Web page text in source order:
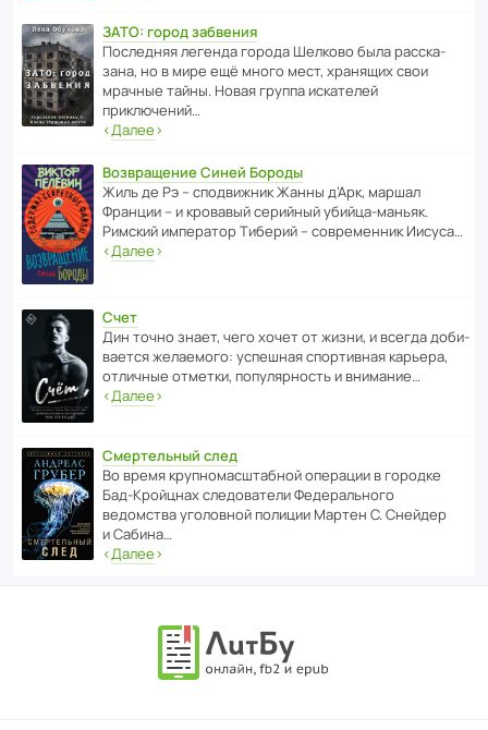
ЗАТО: город забвения
После­дняя легенда города Шелково была расска­
зана, но в мире ещё много мест, хранящих свои
мрачные тайны. Новая группа иска­телей
приключений…
‹Далее›
Возвращение Синей Бороды
Жиль де Рэ – спод­ви­жник Жанны д’Арк, маршал
Франции – и кровавый серийный убийца-маньяк.
Римский импе­ратор Тиберий – совре­менник Иисуса…
‹Далее›
Счет
Дин точно знает, чего хочет от жизни, и всегда доби­
ва­ется жела­е­мого: успе­шная спор­ти­вная карьера,
отли­чные отметки, попу­ля­р­ность и внимание…
‹Далее›
Смертельный след
Во время круп­но­мас­ш­та­бной операции в городке
Бад‑Крой­цнах следо­ва­тели Феде­раль­ного
ведомства уголо­вной полиции Мартен С. Снейдер
и Сабина…
‹Далее›